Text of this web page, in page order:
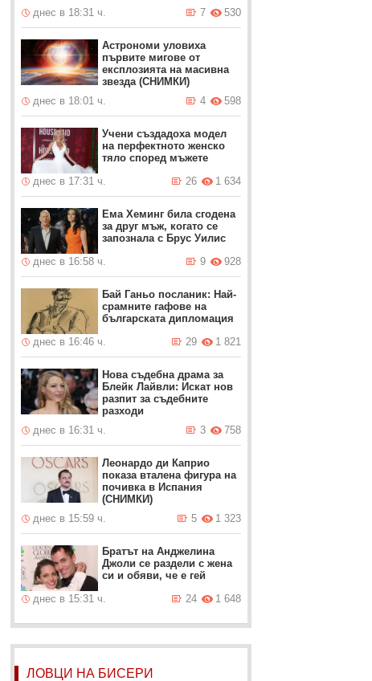
днес в 18:31 ч.
530
7
Астрономи уловиха
първите мигове от
експлозията на масивна
звезда (СНИМКИ)
днес в 18:01 ч.
598
4
Учени създадоха модел
на перфектното женско
тяло според мъжете
днес в 17:31 ч.
1 634
26
Ема Хеминг била сгодена
за друг мъж, когато се
запознала с Брус Уилис
днес в 16:58 ч.
928
9
Бай Ганьо посланик: Най-
срамните гафове на
българската дипломация
днес в 16:46 ч.
1 821
29
Нова съдебна драма за
Блейк Лайвли: Искат нов
разпит за съдебните
разходи
днес в 16:31 ч.
758
3
Леонардо ди Каприо
показа вталена фигура на
почивка в Испания
(СНИМКИ)
днес в 15:59 ч.
1 323
5
Братът на Анджелина
Джоли се раздели с жена
си и обяви, че е гей
днес в 15:31 ч.
1 648
24
ЛОВЦИ НА БИСЕРИ